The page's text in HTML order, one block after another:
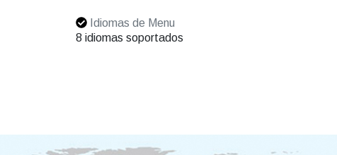
Idiomas de Menu
8 idiomas soportados